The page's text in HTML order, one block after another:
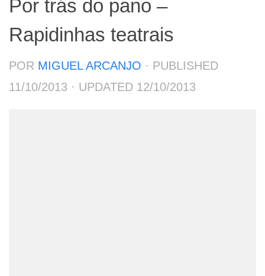
Por trás do pano –
Rapidinhas teatrais
POR MIGUEL ARCANJO · PUBLISHED
11/10/2013 · UPDATED 12/10/2013